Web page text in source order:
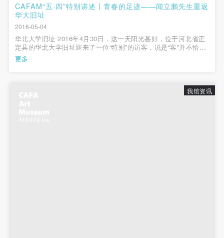
CAFAM“五·四”特别讲述丨青春的足迹——闻立鹏先生重返
华大旧址
2016-05-04
华北大学旧址 2016年4月30日，这一天阳光甚好，位于河北省正
定县的华北大学旧址迎来了一位“特别”的访客，说是“客”并不恰
切，其实故人归来，故地重游。 4月29日，“历史的温度：中央美
术学院与中国具象油画”在结束了山东巡展之后，来到与北京沿长
更多
我馆资讯